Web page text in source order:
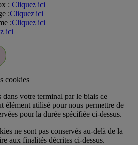
: Cliquez ici
:Cliquez ici
:Cliquez ici
ici
cookies
dans votre terminal par le biais de
élément utilisé pour nous permettre de
pour la durée spécifiée ci-dessus.
ne sont pas conservés au-delà de la
aux finalités décrites ci-dessus.